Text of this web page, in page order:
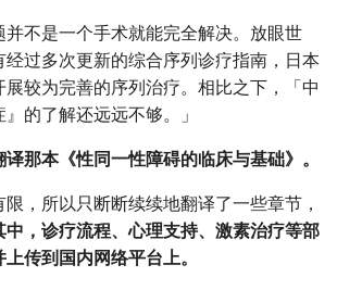
并不是一个手术就能完全解决。放眼世
过多次更新的综合序列诊疗指南，日本
较为完善的序列治疗。相比之下，「中
的了解还远远不够。」
那本《性同一性障碍的临床与基础》。
限，所以只断断续续地翻译了一些章节，
中，诊疗流程、心理支持、激素治疗等部
传到国内网络平台上。